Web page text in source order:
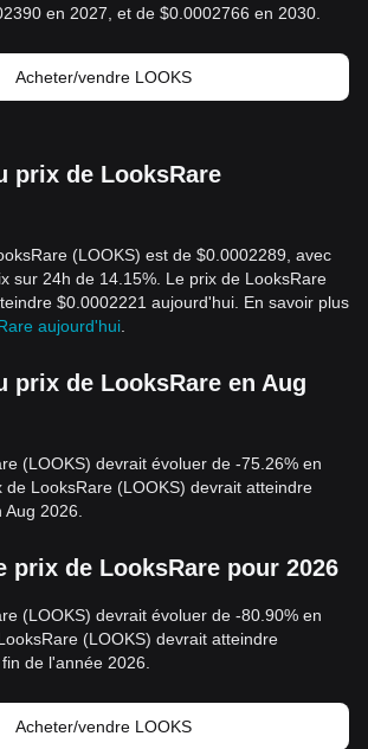
en 2027, et de $0.0002766 en 2030.
Acheter/vendre LOOKS
prix de LooksRare
(LOOKS) est de $0.0002289, avec
sur 24h de 14.15%. Le prix de LooksRare
$0.0002221 aujourd'hui. En savoir plus
aujourd'hui
prix de LooksRare en Aug
(LOOKS) devrait évoluer de -75.26% en
de LooksRare (LOOKS) devrait atteindre
2026.
prix de LooksRare pour 2026
(LOOKS) devrait évoluer de -80.90% en
(LOOKS) devrait atteindre
de l'année 2026.
Acheter/vendre LOOKS